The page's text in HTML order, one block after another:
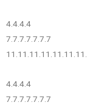
4.4.4.4
7.7.7.7.7.7.7
4.4.4.4
7.7.7.7.7.7.7